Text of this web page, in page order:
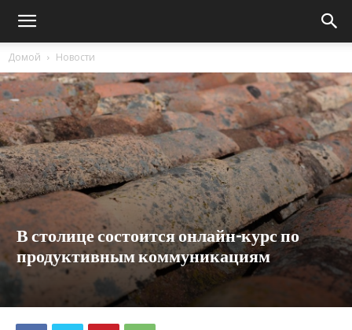
Домой Новости
В столице состоится онлайн-курс по
продуктивным коммуникациям